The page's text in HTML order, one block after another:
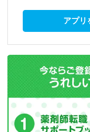
アプリ